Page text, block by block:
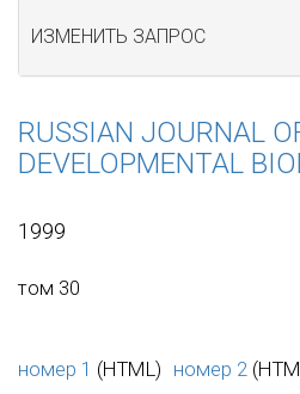
ИЗМЕНИТЬ ЗАПРОС
RUSSIAN JOURNAL
DEVELOPMENTAL
1999
том 30
номер 1 (HTML) номер 2